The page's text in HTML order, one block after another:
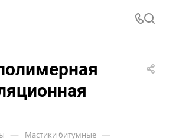
— Мастики битумные —